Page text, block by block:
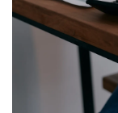
Чек-лист
РАЗВЛЕЧЕНИЯ